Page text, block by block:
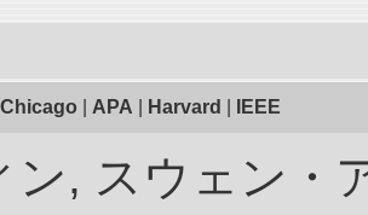
Chicago APA Harvard IEEE
ン, スウェン・